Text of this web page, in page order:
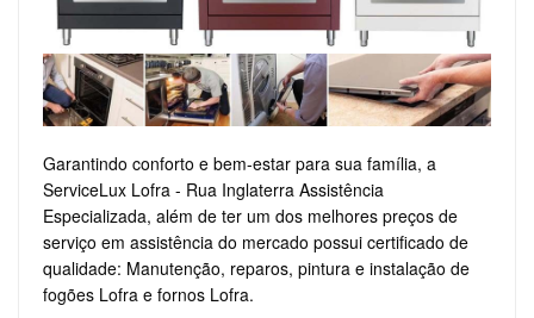
Garantindo conforto e bem-estar para sua família, a
ServiceLux Lofra - Rua Inglaterra Assistência
Especializada, além de ter um dos melhores preços de
serviço em assistência do mercado possui certificado de
qualidade: Manutenção, reparos, pintura e instalação de
fogões Lofra e fornos Lofra.